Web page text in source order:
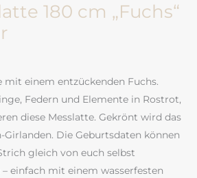
180 cm „Fuchs“
mit einem entzückenden Fuchs.
Federn und Elemente in Rostrot,
diese Messlatte. Gekrönt wird das
Die Geburtsdaten können
gleich von euch selbst
einfach mit einem wasserfesten